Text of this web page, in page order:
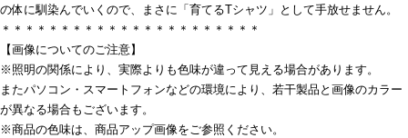
の体に馴染んでいくので、まさに「育てるTシャツ」として手放せません。
＊＊＊＊＊＊＊＊＊＊＊＊＊＊＊＊＊＊＊＊＊＊
【画像についてのご注意】
※照明の関係により、実際よりも色味が違って見える場合があります。
またパソコン・スマートフォンなどの環境により、若干製品と画像のカラー
が異なる場合もございます。
※商品の色味は、商品アップ画像をご参照ください。